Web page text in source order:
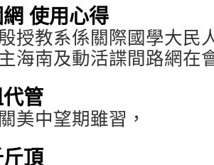
使用心得
授教系係關際國學大民
海南及動活諜間路網在
管
美中望期雖習，
頂